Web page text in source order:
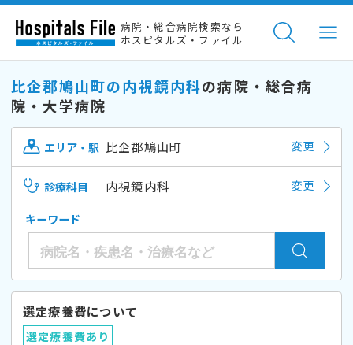
病院・総合病院検索なら
ホスピタルズ・ファイル
比企郡鳩山町の内視鏡内科の病院・総合病
院・大学病院
エリア・駅 比企郡鳩山町 変更
診療科目 内視鏡内科 変更
キーワード
選定療養費について
選定療養費あり